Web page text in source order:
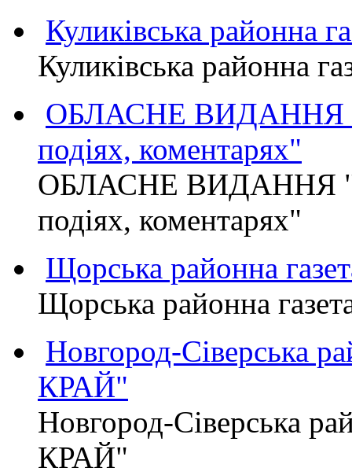
Куликівська районна
Куликівська районна
ОБЛАСНЕ ВИДАННЯ
подіях, коментарях"
ОБЛАСНЕ ВИДАННЯ
подіях, коментарях"
Щорська районна
Щорська районна
Новгород-Сіверська
КРАЙ"
Новгород-Сіверська
КРАЙ"